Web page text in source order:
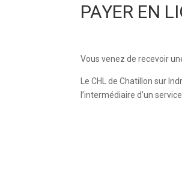
PAYER EN
Vous venez de recevoir
Le CHL de Chatillon sur
l’intermédiaire d’un